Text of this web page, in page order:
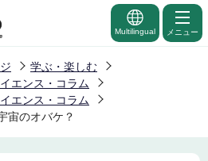
Multilingual メニュー
学ぶ・楽しむ
エンス・コラム
エンス・コラム
のオバケ？